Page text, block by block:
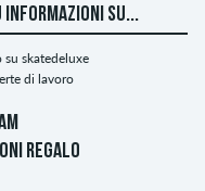
INFORMAZIONI SU...
su skatedeluxe
di lavoro
REGALO